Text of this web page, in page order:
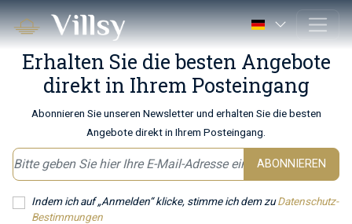
Erhalten Sie die besten Angebote
direkt in Ihrem Posteingang
Abonnieren Sie unseren Newsletter und erhalten Sie die besten
Angebote direkt in Ihrem Posteingang.
ABONNIEREN
Indem ich auf „Anmelden“ klicke, stimme ich dem zuDatenschutz-
Bestimmungen